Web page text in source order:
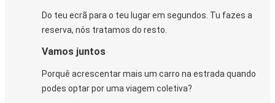
Do teu ecrã para o teu lugar em segundos. Tu fazes a
reserva, nós tratamos do resto.
Vamos juntos
Porquê acrescentar mais um carro na estrada quando
podes optar por uma viagem coletiva?